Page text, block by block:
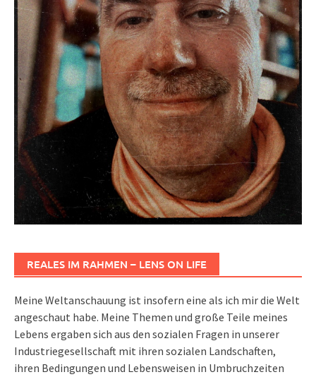
REALES IM RAHMEN – LENS ON LIFE
Meine Weltanschauung ist insofern eine als ich mir die Welt
angeschaut habe. Meine Themen und große Teile meines
Lebens ergaben sich aus den sozialen Fragen in unserer
Industriegesellschaft mit ihren sozialen Landschaften,
ihren Bedingungen und Lebensweisen in Umbruchzeiten